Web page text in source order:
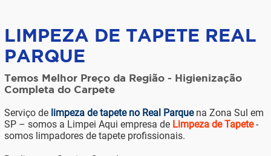
LIMPEZA DE TAPETE REAL
PARQUE
Temos Melhor Preço da Região - Higienização
Completa do Carpete
Serviço de limpeza de tapete no Real Parquena Zona Sul em
SP – somos a Limpei Aqui empresa de Limpeza de Tapete-
somos limpadores de tapete profissionais.